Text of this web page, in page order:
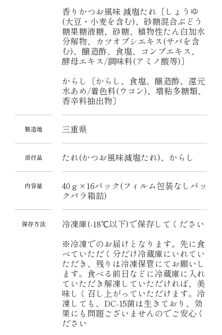
香りかつお風味 減塩たれ〔しょうゆ
(大豆・小麦を含む)、砂糖混合ぶどう
糖果糖液糖、砂糖、植物性たん白加水
分解物、カツオブシエキス(サバを含
む)、醸造酢、食塩、コンブエキス、
酵母エキス/調味料(アミノ酸等)〕
からし〔からし、食塩、醸造酢、還元
水あめ/着色料(ウコン)、増粘多糖類、
香辛料抽出物〕
製造地 三重県
添付品 たれ(かつお風味減塩たれ)、からし
内容量
40ｇ×16パック(フィルム包装なしパッ
クバラ箱詰)
保存方法
冷凍庫(-18℃以下)で保存してください
※冷凍でのお届けとなります。先に食
べていただく分だけ冷蔵庫にいれてい
ただき、残りは冷凍保管にてお願いし
ます。食べる前日などに冷蔵庫に入れ
ていただき解凍していただければ、美
味しく召し上がっていただけます。冷
凍しても、DC-15菌は生きており、効
果にも問題ございませんのでご安心く
ださい